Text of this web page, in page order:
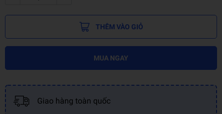
THÊM VÀO GIỎ
MUA NGAY
Giao hàng toàn quốc